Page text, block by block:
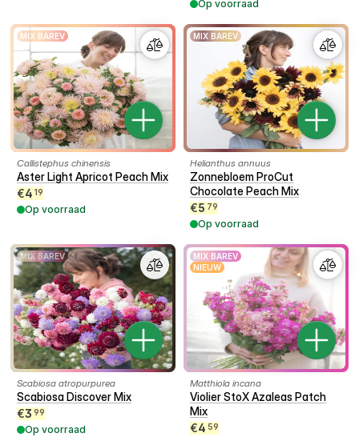
Op voorraad
MIX BAREV
Callistephus chinensis
Aster Light Apricot Peach Mix
€4 19
Op voorraad
MIX BAREV
Helianthus annuus
Zonnebloem ProCut
Chocolate Peach Mix
€5 79
Op voorraad
MIX BAREV
Scabiosa atropurpurea
Scabiosa Discover Mix
€3 99
Op voorraad
MIX BAREV
NIEUW
Matthiola incana
Violier StoX Azaleas Patch
Mix
€4 59